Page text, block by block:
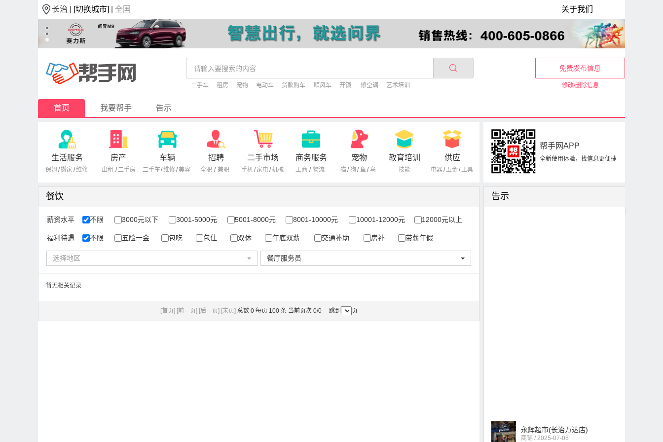
长治 | [切换城市] |全国 关于我们
二手车 租房 宠物 电动车 贷款购车 顺风车 开锁 修空调 艺术培训
免费发布信息
修改/删除信息
首页 我要帮手 告示
生活服务
保姆/搬家 /维修
房产
出租 /二手房
车辆
二手车/维修/美容
招聘
全职 / 兼职
二手市场
手机/ 家电/机械
商务服务
工商 / 物流
宠物
猫/ 狗 / 鱼 / 鸟
教育培训
技能
供应
电器/五金/工具
帮手网APP
全新使用体验，找信息更便捷
餐饮
薪资水平 不限 3000元以下 3001-5000元 5001-8000元 8001-10000元 10001-12000元 12000元以上
福利待遇 不限 五险一金 包吃 包住 双休 年底双薪 交通补助 房补 带薪年假
选择地区 餐厅服务员
暂无相关记录
[首页] [前一页] [后一页] [末页] 总数 0 每页 100 条 当前页次 0/0 跳到 页
告示
永辉超市(长治万达店)
商铺 / 2025-07-08